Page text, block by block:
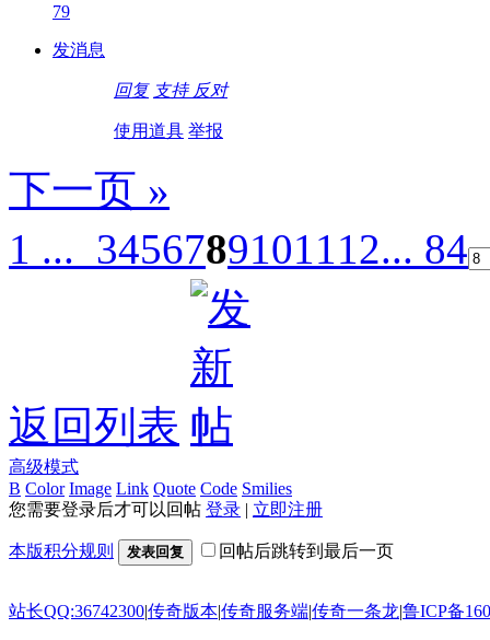
79
发消息
回复 支持 反对
使用道具 举报
下一页 »
1 ... 3456789101112... 84
返回列表
高级模式
B Color Image Link Quote Code Smilies
您需要登录后才可以回帖 登录 | 立即注册
本版积分规则 发表回复 回帖后跳转到最后一页
站长QQ:36742300|传奇版本|传奇服务端|传奇一条龙|鲁ICP备